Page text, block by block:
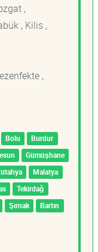
,
, Kilis ,
,
Bolu
Burdur
Gümüşhane
Malatya
Tekirdağ
Şırnak
Bartın